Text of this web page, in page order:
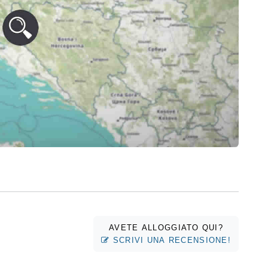
AVETE ALLOGGIATO QUI?
SCRIVI UNA RECENSIONE!